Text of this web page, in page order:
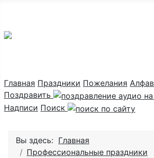
Главная Праздники Пожелания
Поздравить
Надписи Поиск
Вы здесь: Главная
Профессиональные праздники